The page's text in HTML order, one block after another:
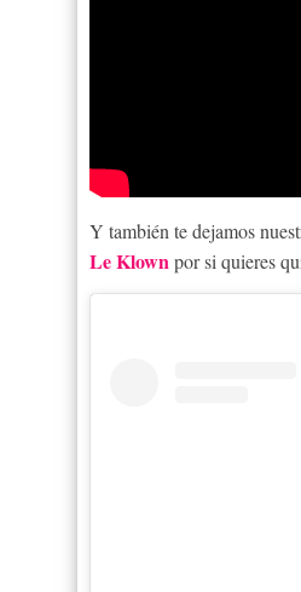
Y también te dejamos
Le Klownpor si quieres